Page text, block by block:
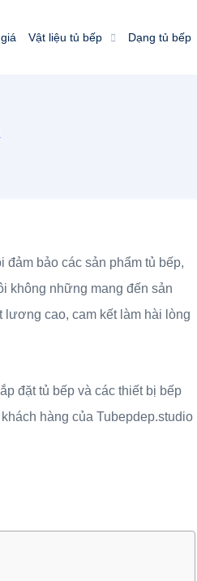
Vật liệu tủ bếp Dạng tủ bếp
đảm bảo các sản phẩm tủ bếp,
không những mang đến sản
lương cao, cam kết làm hài lòng
đặt tủ bếp và các thiết bị bếp
hàng của Tubepdep.studio